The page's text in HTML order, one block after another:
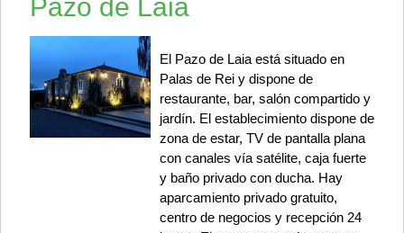
Pazo de Laia
El Pazo de Laia está situado en
Palas de Rei y dispone de
restaurante, bar, salón compartido y
jardín. El establecimiento dispone de
zona de estar, TV de pantalla plana
con canales vía satélite, caja fuerte
y baño privado con ducha. Hay
aparcamiento privado gratuito,
centro de negocios y recepción 24